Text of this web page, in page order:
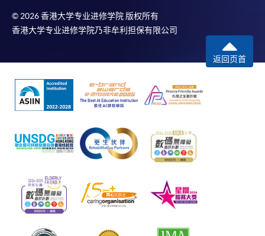
© 2026 香港大学专业进修学院 版权所有
香港大学专业进修学院乃非牟利担保有限公司
返回页首